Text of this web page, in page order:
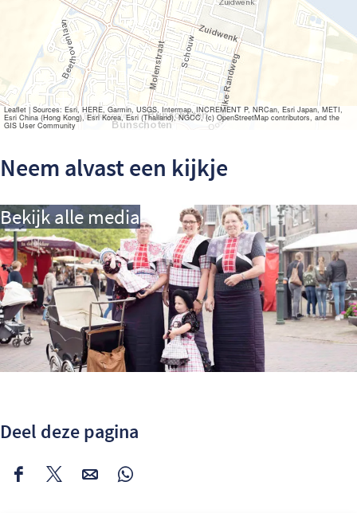
Leaflet| Sources: Esri, HERE, Garmin, USGS, Intermap, INCREMENT P, NRCan, Esri Japan, METI,
Esri China (Hong Kong), Esri Korea, Esri (Thailand), NGCC, (c) OpenStreetMap contributors, and the
GIS User Community
Neem alvast een kijkje
Bekijk alle media
Deel deze pagina
Deel
Deel
Deel
Deel